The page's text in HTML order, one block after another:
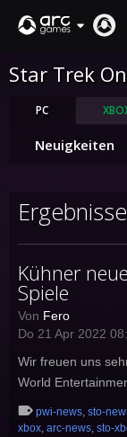
MARKTPLATZ
English
Deutsch
Français
Italiano
Pусский
Español
Star Trek
PC
Neuigkeiten
Kühner
Spiele
Von Fero
Do 21 Apr 2022
Wir freuen uns
World
pwi-news, sto-
xbox, arc-news, sto-